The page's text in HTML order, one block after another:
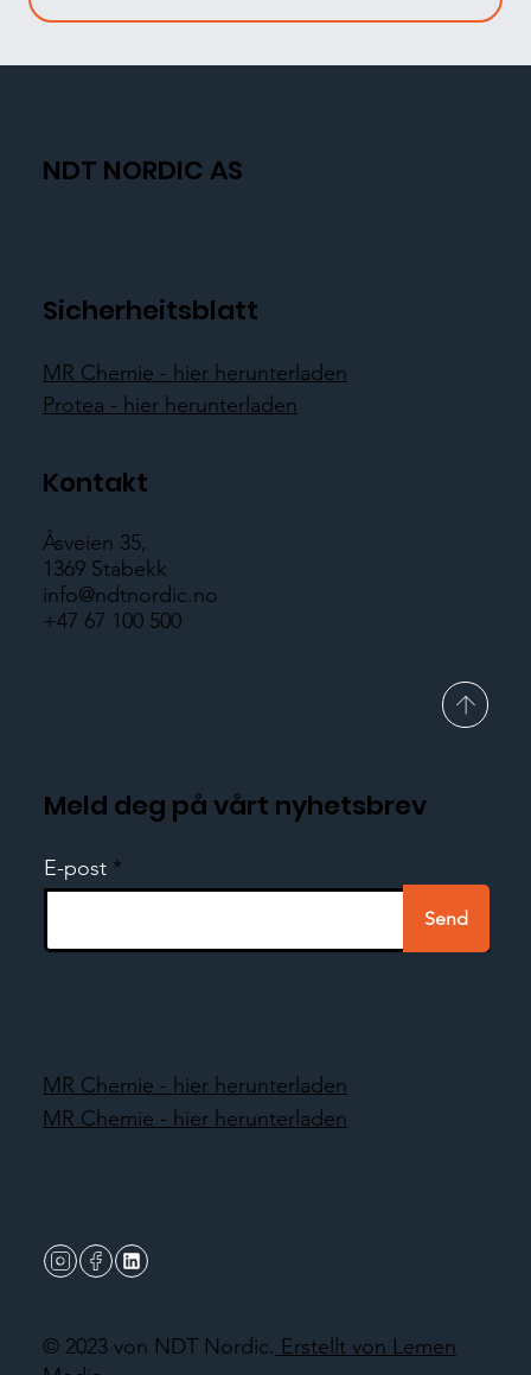
NDT NORDIC AS
Sicherheitsblatt
MR Chemie - hier herunterladen
Protea - hier herunterladen
Kontakt
Åsveien 35,
1369 Stabekk
info@ndtnordic.no
+47 67 100 500
Meld deg på vårt nyhetsbrev
E-post
Send
© 2023 von NDT Nordic. Erstellt von Lemen
MR Chemie - hier herunterladen
MR Chemie - hier herunterladen